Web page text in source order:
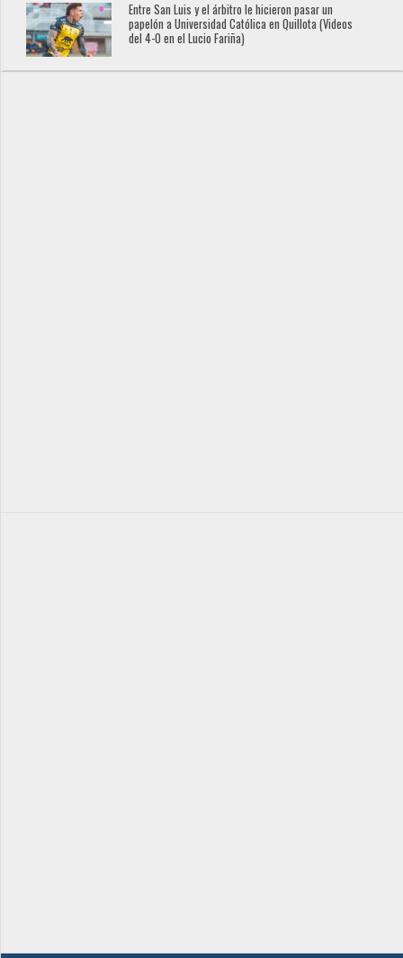
Entre San Luis y el árbitro le hicieron pasar un
papelón a Universidad Católica en Quillota (Videos
del 4-0 en el Lucio Fariña)